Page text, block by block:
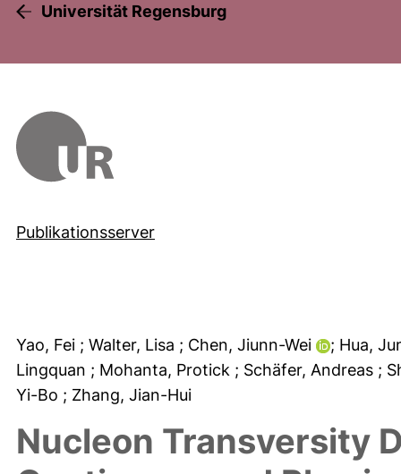
Universität Regensburg
Publikationsserver
Yao, Fei ; Walter, Lisa ; Chen, Jiunn-Wei
; Hua,
Lingquan ; Mohanta, Protick ; Schäfer, Andreas ;
Yi-Bo ; Zhang, Jian-Hui
Nucleon Transversity